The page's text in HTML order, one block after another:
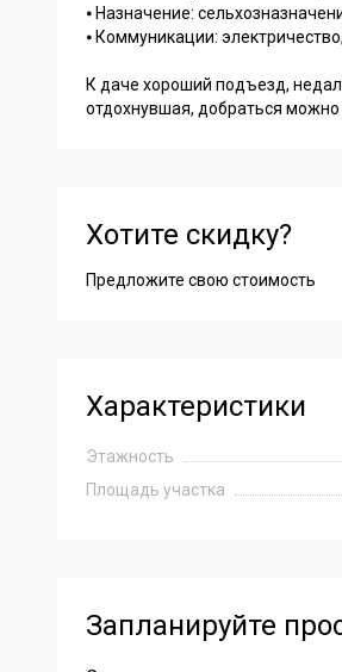
⦁ Назначение:
⦁ Коммуникации:
К даче хороший подъезд,
отдохнувшая, добраться можно
Хотите скидку?
Предложите свою стоимость
Характеристики
Этажность
Площадь участка
Запланируйте